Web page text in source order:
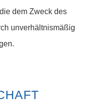
dem Zweck des
unverhältnismäßig